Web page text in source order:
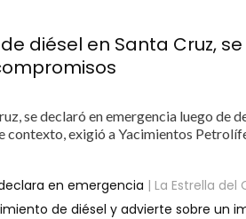
diésel en Santa Cruz,
se declaró en emergencia luego de
contexto, exigió a Yacimientos
en emergencia | La Estrella del
de diésel y advierte sobre un